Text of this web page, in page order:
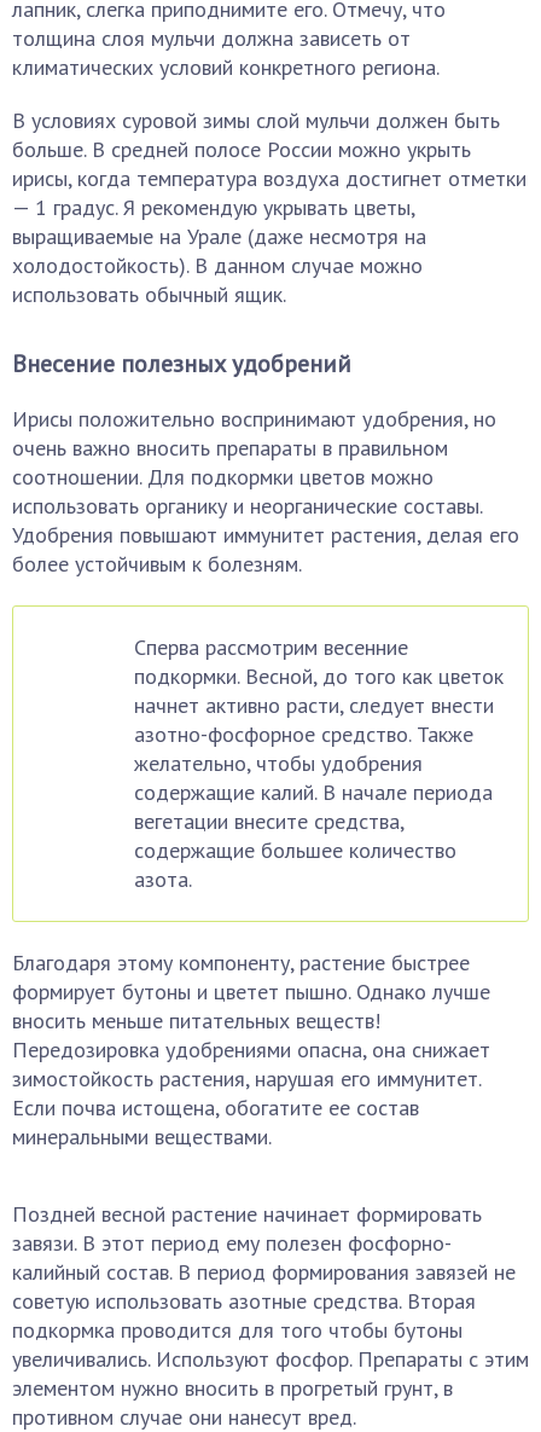
лапник, слегка приподнимите его. Отмечу, что
толщина слоя мульчи должна зависеть от
климатических условий конкретного региона.
В условиях суровой зимы слой мульчи должен быть
больше. В средней полосе России можно укрыть
ирисы, когда температура воздуха достигнет отметки
— 1 градус. Я рекомендую укрывать цветы,
выращиваемые на Урале (даже несмотря на
холодостойкость). В данном случае можно
использовать обычный ящик.
Внесение полезных удобрений
Ирисы положительно воспринимают удобрения, но
очень важно вносить препараты в правильном
соотношении. Для подкормки цветов можно
использовать органику и неорганические составы.
Удобрения повышают иммунитет растения, делая его
более устойчивым к болезням.
Сперва рассмотрим весенние
подкормки. Весной, до того как цветок
начнет активно расти, следует внести
азотно-фосфорное средство. Также
желательно, чтобы удобрения
содержащие калий. В начале периода
вегетации внесите средства,
содержащие большее количество
азота.
Благодаря этому компоненту, растение быстрее
формирует бутоны и цветет пышно. Однако лучше
вносить меньше питательных веществ!
Передозировка удобрениями опасна, она снижает
зимостойкость растения, нарушая его иммунитет.
Если почва истощена, обогатите ее состав
минеральными веществами.
Поздней весной растение начинает формировать
завязи. В этот период ему полезен фосфорно-
калийный состав. В период формирования завязей не
советую использовать азотные средства. Вторая
подкормка проводится для того чтобы бутоны
увеличивались. Используют фосфор. Препараты с этим
элементом нужно вносить в прогретый грунт, в
противном случае они нанесут вред.